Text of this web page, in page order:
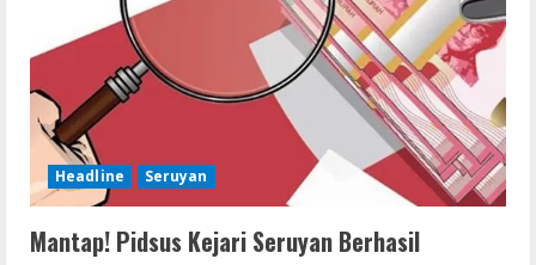
Headline Seruyan
Mantap! Pidsus Kejari Seruyan Berhasil